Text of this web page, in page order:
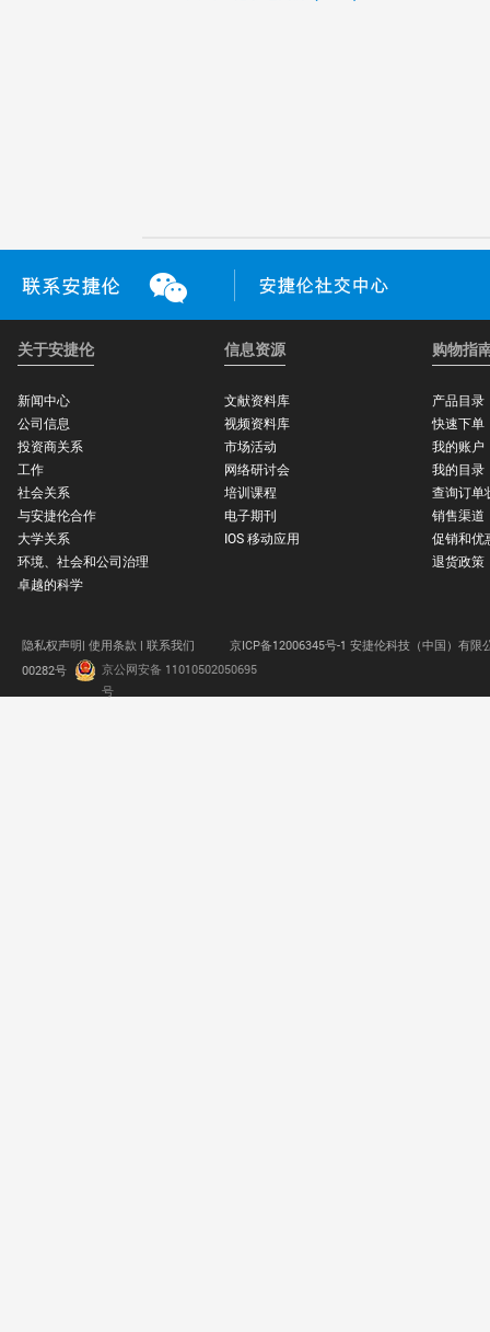
关于安捷伦
新闻中心
公司信息
投资商关系
工作
社会关系
与安捷伦合作
大学关系
环境、社会和公司治理
卓越的科学
信息资源
文献资料库
视频资料库
市场活动
网络研讨会
培训课程
电子期刊
IOS 移动应用
购物指
产品目录
快速下单
我的账户
我的目录
查询订单
销售渠道
促销和优
退货政策
隐私权声明| 使用条款 | 联系我们
京ICP备12006345号-1 安捷伦科技（中国）有限
00282号
京公网安备 11010502050695
号